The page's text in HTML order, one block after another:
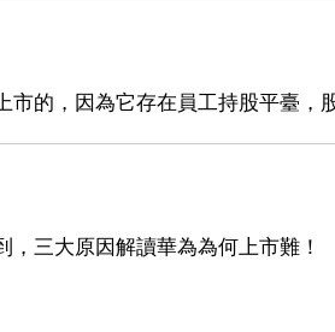
市的，因為它存在員工持股平臺
三大原因解讀華為為何上市難！